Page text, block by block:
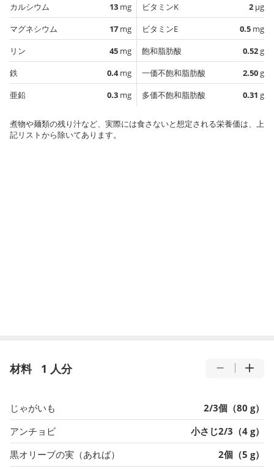
カルシウム
13 mg
マグネシウム
17 mg
リン
45 mg
鉄
0.4mg
亜鉛
0.3 mg
ビタミンK
2 µg
ビタミンE
0.5 mg
飽和脂肪酸
0.52g
一価不飽和脂肪酸
2.50g
多価不飽和脂肪酸
0.31 g
煮物や麺類の残り汁など、実際には食さないと想定される栄養価は、上
記リストから除いてあります。
材料 1 人分
じゃがいも
2/3個（80 g）
アンチョビ
小さじ2/3（4 g）
黒オリーブの実（あれば）
2個（5 g）